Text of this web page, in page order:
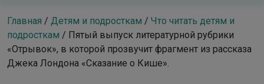
Главная / Детям и подросткам / Что читать детям и
подросткам / Пятый выпуск литературной рубрики
«Отрывок», в которой прозвучит фрагмент из рассказа
Джека Лондона «Сказание о Кише».